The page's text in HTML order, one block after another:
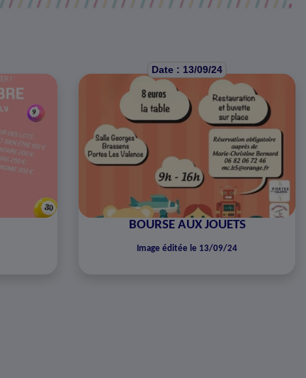
Date : 13/09/24
BOURSE AUX JOUETS
Image éditée le 13/09/24